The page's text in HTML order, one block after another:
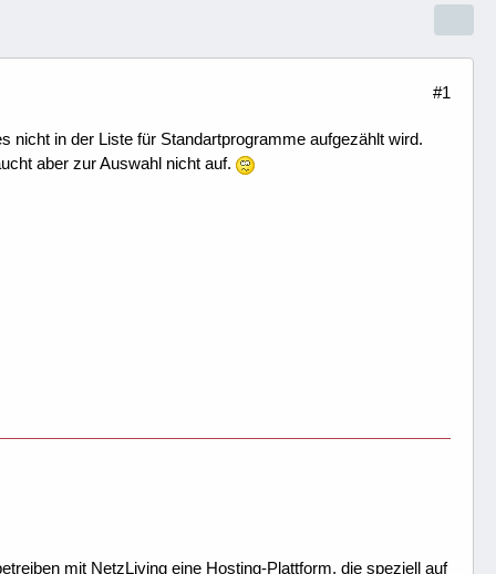
#1
nicht in der Liste für Standartprogramme aufgezählt wird.
aber zur Auswahl nicht auf.
mit NetzLiving eine Hosting-Plattform, die speziell auf